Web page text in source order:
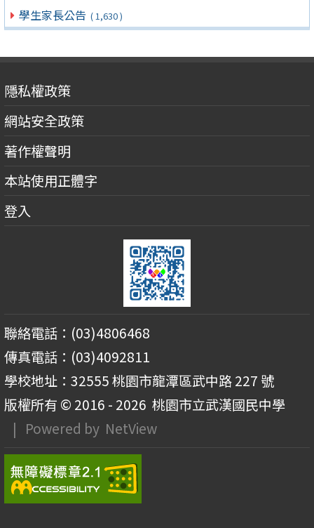
學生家長公告 ( 1,630 )
隱私權政策
網站安全政策
著作權聲明
本站使用正體字
登入
聯絡電話：(03)4806468
傳真電話：(03)4092811
學校地址：32555 桃園市龍潭區武中路 227 號
版權所有 © 2016 - 2026 桃園市立武漢國民中學
| Powered by NetView